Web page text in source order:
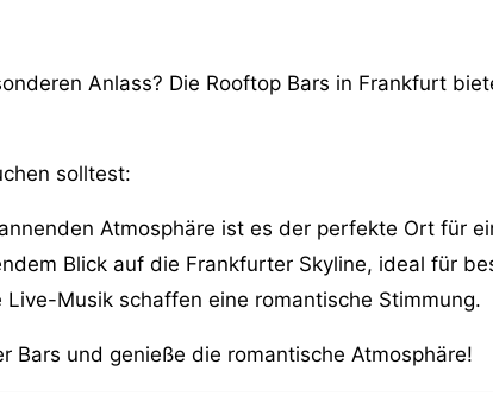
Anlass? Die Rooftop Bars in Frankfurt
solltest:
Atmosphäre ist es der perfekte Ort für
Blick auf die Frankfurter Skyline, ideal für
Musik schaffen eine romantische Stimmung.
Bars und genieße die romantische Atmosphäre!